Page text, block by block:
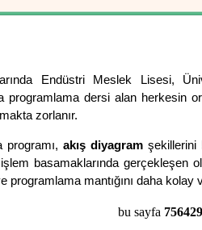
Endüstri Meslek Lisesi,
programlama dersi alan herkesin
zorlanır.
programı, akış diyagram şekillerini
basamaklarında gerçekleşen
programlama mantığını daha
bu sayfa 756429